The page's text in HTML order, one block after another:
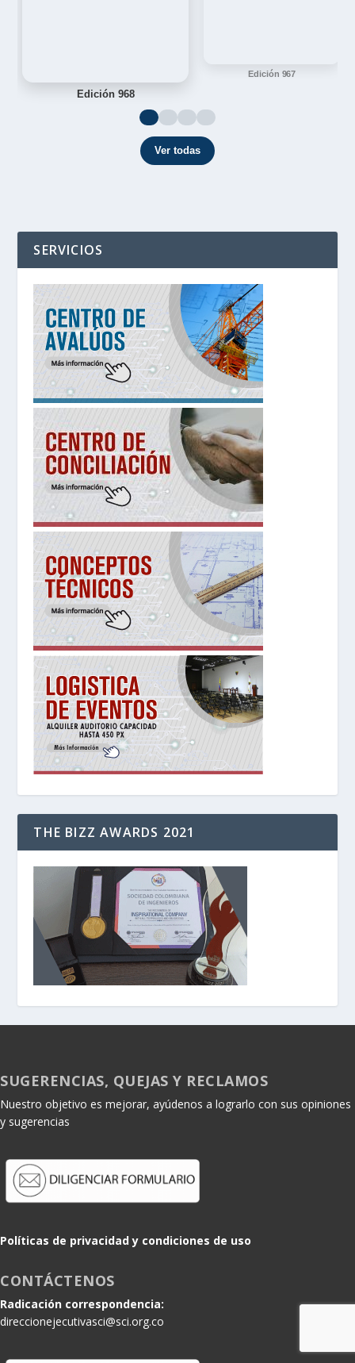
Edición 968
Edición 967
Ver todas
SERVICIOS
THE BIZZ AWARDS 2021
SUGERENCIAS, QUEJAS Y RECLAMOS
Nuestro objetivo es mejorar, ayúdenos a lograrlo con sus opiniones
y sugerencias
Políticas de privacidad y condiciones de uso
CONTÁCTENOS
Radicación correspondencia:
direccionejecutivasci@sci.org.co